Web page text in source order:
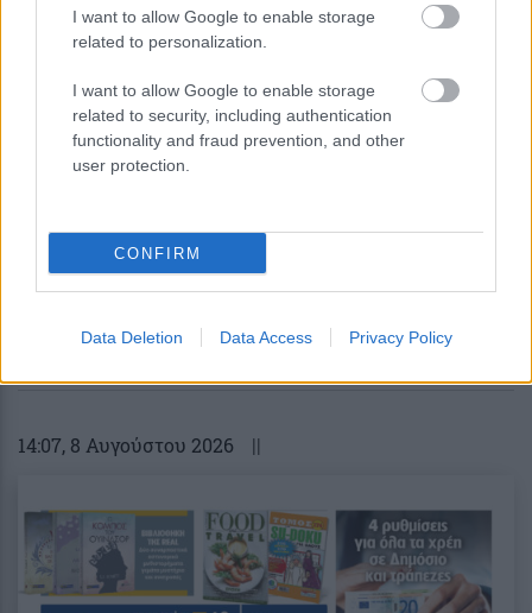
I want to allow Google to enable storage
related to personalization.
I want to allow Google to enable storage
related to security, including authentication
functionality and fraud prevention, and other
user protection.
CONFIRM
Data Deletion Data Access Privacy Policy
Η OpenAI βάζει φρένο σε νέο μοντέλο
λόγω ισχυρών δυνατοτήτων
κυβερνοασφάλειας
περισσότερα
14:07, 8 Αυγούστου 2026 ||